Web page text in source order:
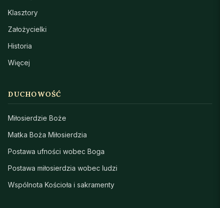
Klasztory
Założycielki
Historia
Więcej
DUCHOWOŚĆ
Miłosierdzie Boże
Matka Boża Miłosierdzia
Postawa ufności wobec Boga
Postawa miłosierdzia wobec ludzi
Wspólnota Kościoła i sakramenty